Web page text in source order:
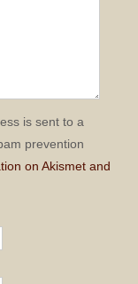
is sent to a
prevention
on Akismet and